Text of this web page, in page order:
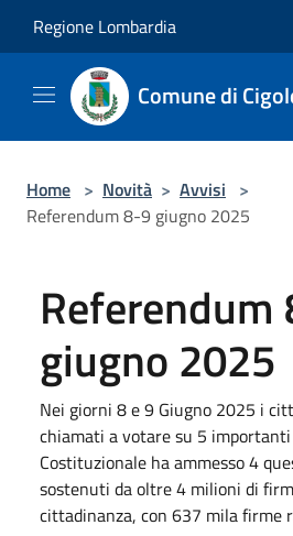
Regione Lombardia
Comune di
Home > Novità > Avvisi >
Referendum 8-9 giugno 2025
Referendum
giugno 2025
Nei giorni 8 e 9 Giugno 2025 i
chiamati a votare su 5
Costituzionale ha ammesso 4
sostenuti da oltre 4 milioni di
cittadinanza, con 637 mila firme